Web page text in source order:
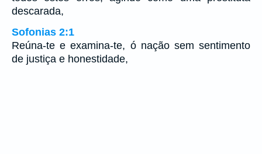
descarada,
Sofonias 2:1
Reúna-te e examina-te, ó nação sem sentimento
de justiça e honestidade,